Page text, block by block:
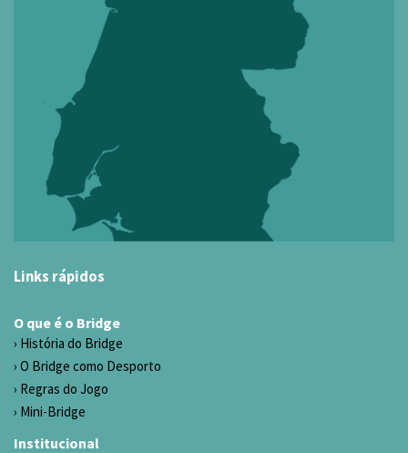
Links rápidos
O que é o Bridge
História do Bridge
O Bridge como Desporto
Regras do Jogo
Mini-Bridge
Institucional